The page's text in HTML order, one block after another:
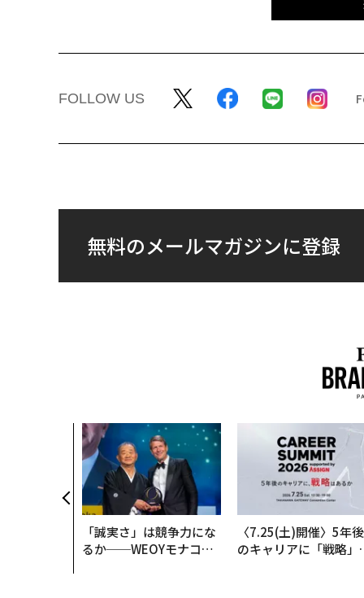
FOLLOW US
無料のメールマガジンに登録
「誠実さ」は競争力にな
るか──WEOYモナコで
〈7.25(土)開催〉5年後
のキャリアに「戦略」